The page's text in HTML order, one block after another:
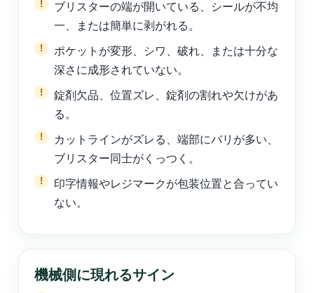
ブリスターの端が開いている、シールが不均
一、または簡単に剥がれる。
ポケットが変形、シワ、破れ、または十分な
深さに成形されていない。
錠剤欠品、位置ズレ、錠剤の割れや欠けがあ
る。
カットラインがズレる、端部にバリが多い、
ブリスター同士がくっつく。
印字情報やレジマークが包装位置と合ってい
ない。
機械側に現れるサイン